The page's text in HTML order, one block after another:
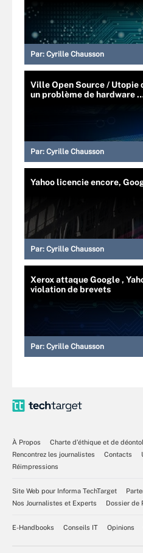
Par: Cyrille Chausson
Ville Open Source / Utopie
un problème de hardware
Par: Cyrille Chausson
Yahoo licencie encore,
Par: Cyrille Chausson
Xerox attaque Google ,
violation de brevets
Par: Cyrille Chausson
À Propos
Charte d’éthique et de
Rencontrez les journalistes
Contacts
Réimpressions
Site Web pour Informa TechTarget
Nos Journalistes et Experts
Dossier de
E-Handbooks Conseils IT Opinions